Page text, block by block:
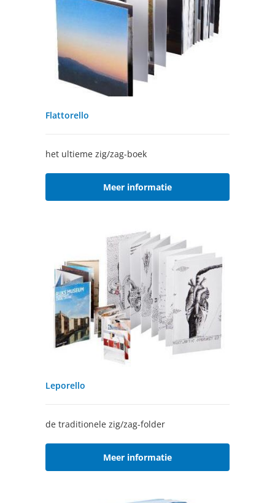
Flattorello
het ultieme zig/zag-boek
Meer informatie
Leporello
de traditionele zig/zag-folder
Meer informatie